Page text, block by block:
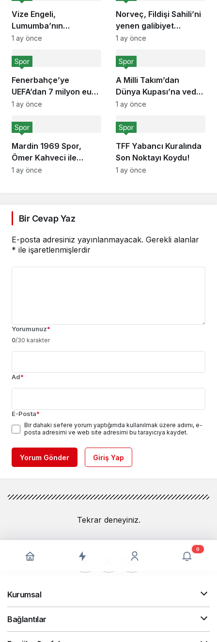
Vize Engeli,
Lumumba’nın
Hayranını Kısıtladı!
1 ay önce
Norveç, Fildişi Sahili’ni
yenen galibiyet
sevinciyle!
1 ay önce
Fenerbahçe’ye
UEFA’dan 7 milyon euro
ceza!
Spor
1 ay önce
A Milli Takım’dan
Dünya Kupası’na veda
açıklaması
Spor
1 ay önce
Mardin 1969 Spor,
Ömer Kahveci ile
anlaştı!
Spor
1 ay önce
TFF Yabancı Kuralında
Son Noktayı Koydu!
Spor
1 ay önce
Bir Cevap Yaz
E-posta adresiniz yayınlanmayacak. Gerekli alanlar
* ile işaretlenmişlerdir
Yorumunuz*
0/30 karakter
Ad*
E-Posta*
Bir dahaki sefere yorum yaptığımda kullanılmak üzere adımı, e-
posta adresimi ve web site adresimi bu tarayıcıya kaydet.
Yorum Gönder Giriş Yap
Tekrar deneyiniz.
0
Kurumsal
Bağlantılar